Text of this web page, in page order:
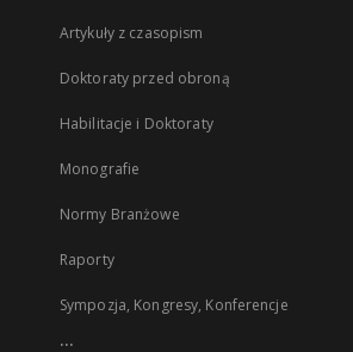
Artykuły z czasopism
Doktoraty przed obroną
Habilitacje i Doktoraty
Monografie
Normy Branżowe
Raporty
Sympozja, Kongresy, Konferencje
...